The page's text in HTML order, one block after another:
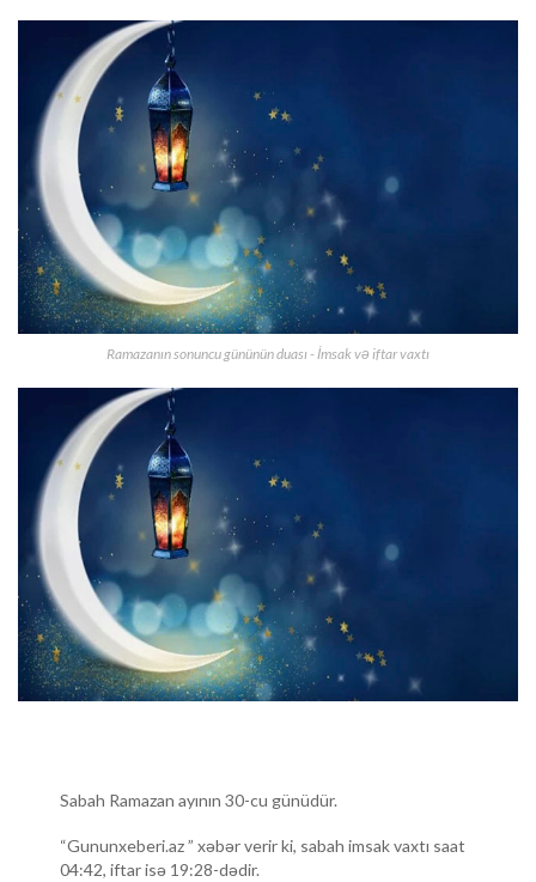
Ramazanın sonuncu gününün duası - İmsak və iftar vaxtı
Sabah Ramazan ayının 30-cu günüdür.
“Gununxeberi.az ” xəbər verir ki, sabah imsak vaxtı saat
04:42, iftar isə 19:28-dədir.